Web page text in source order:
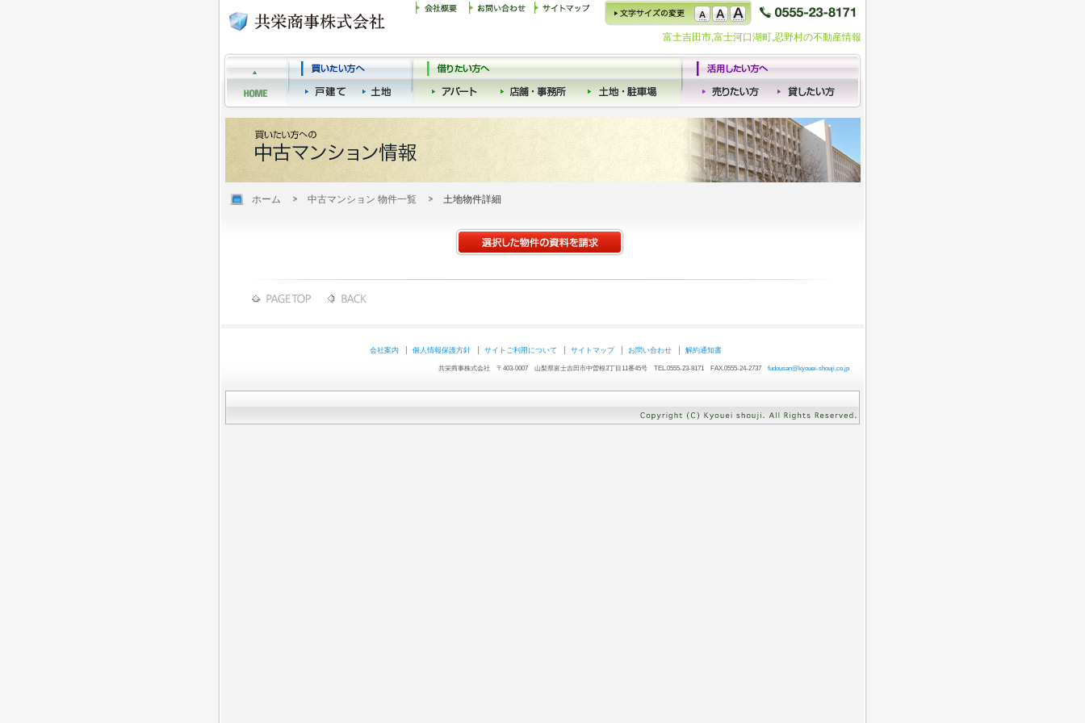
富士吉田市,富士河口湖町,忍野村の不動産情報
ホーム 中古マンション 物件一覧 土地物件詳細
会社案内 個人情報保護方針 サイトご利用について サイトマップ お問い合わせ 解約通知書
共栄商事株式会社 〒403-0007 山梨県富士吉田市中曽根3丁目11番45号 TEL.0555-23-8171 FAX.0555-24-2737 fudousan@kyouei-shouji.co.jp